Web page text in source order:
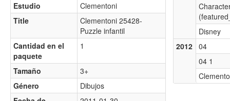
Estudio
Clementoni
Title
Clementoni 25428-
Puzzle infantil
Cantidad en el
paquete
1
Tamaño
3+
Género
Dibujos
Disney
2012
04
04 1